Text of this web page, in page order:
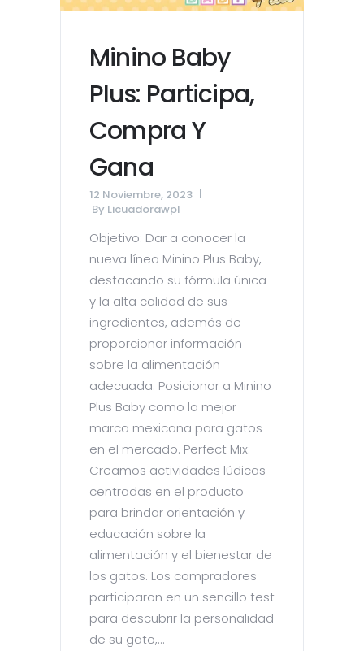
Minino Baby
Plus: Participa,
Compra Y
Gana
12 Noviembre, 2023
By Licuadorawpl
Objetivo: Dar a conocer la
nueva línea Minino Plus Baby,
destacando su fórmula única
y la alta calidad de sus
ingredientes, además de
proporcionar información
sobre la alimentación
adecuada. Posicionar a Minino
Plus Baby como la mejor
marca mexicana para gatos
en el mercado. Perfect Mix:
Creamos actividades lúdicas
centradas en el producto
para brindar orientación y
educación sobre la
alimentación y el bienestar de
los gatos. Los compradores
participaron en un sencillo test
para descubrir la personalidad
de su gato,...